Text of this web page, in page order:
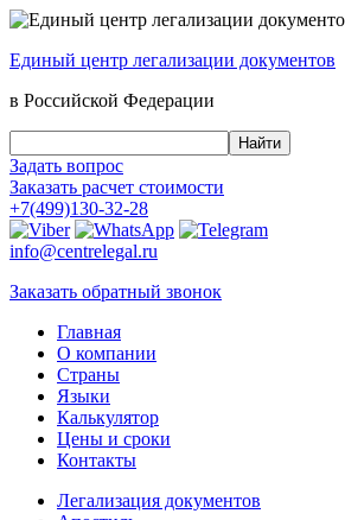
Единый центр легализации документов
в Российской Федерации
Задать вопрос
Заказать расчет стоимости
+7(499)130-32-28
info@centrelegal.ru
Заказать обратный звонок
Главная
О компании
Страны
Языки
Калькулятор
Цены и сроки
Контакты
Легализация документов